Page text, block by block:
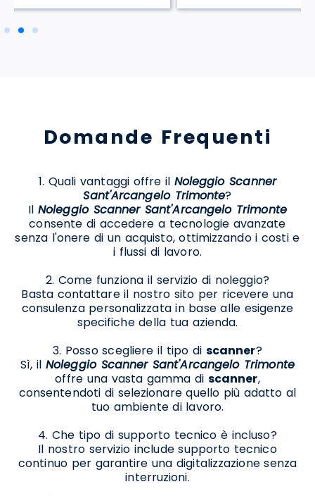
Domande Frequenti
1. Quali vantaggi offre il Noleggio Scanner
Sant'Arcangelo Trimonte?
IlNoleggio Scanner Sant'Arcangelo Trimonte
consente di accedere a tecnologie avanzate
senza l'onere di un acquisto, ottimizzando i costi e
i flussi di lavoro.
2. Come funziona il servizio di noleggio?
Basta contattare il nostro sito per ricevere una
consulenza personalizzata in base alle esigenze
specifiche della tua azienda.
3. Posso scegliere il tipo di scanner?
Sì, ilNoleggio Scanner Sant'Arcangelo Trimonte
offre una vasta gamma di scanner,
consentendoti di selezionare quello più adatto al
tuo ambiente di lavoro.
4. Che tipo di supporto tecnico è incluso?
Il nostro servizio include supporto tecnico
continuo per garantire una digitalizzazione senza
interruzioni.